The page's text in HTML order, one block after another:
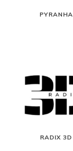
PYRANHA
RADIX 3D